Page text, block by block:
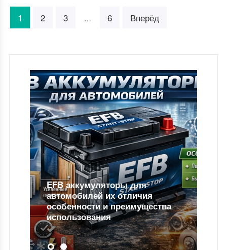
1 2 3 … 6 Вперёд
EFB аккумуляторы для
автомобилей их отличия
особенности и преимущества
использования